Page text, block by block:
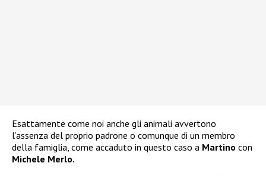
Esattamente come noi anche gli animali avvertono
l’assenza del proprio padrone o comunque di un membro
della famiglia, come accaduto in questo caso a Martino con
Michele Merlo.